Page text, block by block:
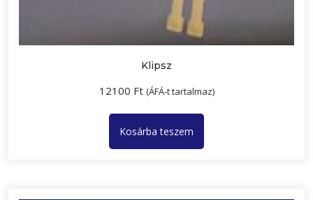
Klipsz
12100 Ft (ÁFÁ-t tartalmaz)
Kosárba teszem